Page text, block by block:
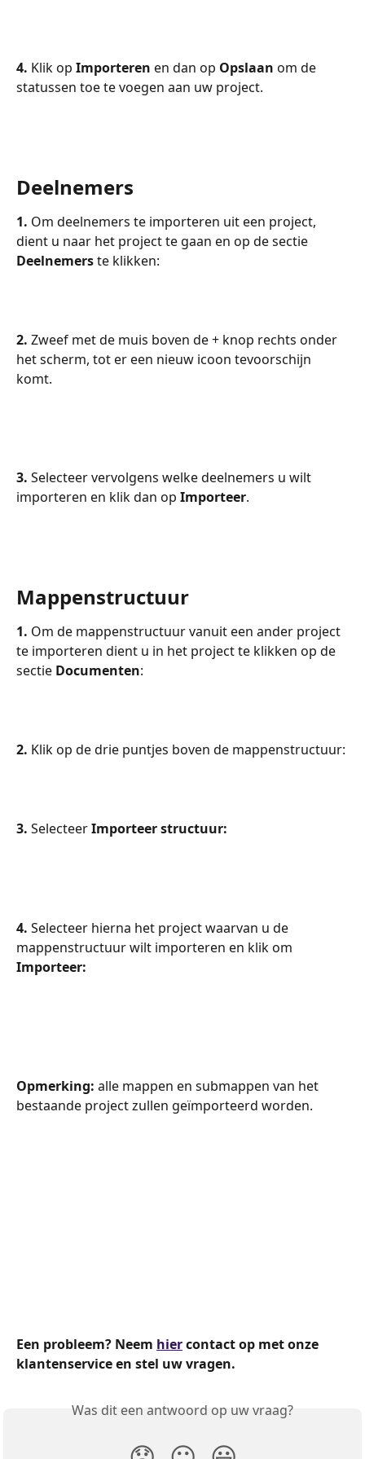
4. Klik op Importeren en dan op Opslaan om de
statussen toe te voegen aan uw project.
Deelnemers
1. Om deelnemers te importeren uit een project,
dient u naar het project te gaan en op de sectie
Deelnemers te klikken:
2. Zweef met de muis boven de + knop rechts onder
het scherm, tot er een nieuw icoon tevoorschijn
komt.
3. Selecteer vervolgens welke deelnemers u wilt
importeren en klik dan op Importeer.
Mappenstructuur
1. Om de mappenstructuur vanuit een ander project
te importeren dient u in het project te klikken op de
sectie Documenten:
2. Klik op de drie puntjes boven de mappenstructuur:
3. Selecteer Importeer structuur:
4. Selecteer hierna het project waarvan u de
mappenstructuur wilt importeren en klik om
Importeer:
Opmerking: alle mappen en submappen van het
bestaande project zullen geïmporteerd worden.
Een probleem? Neem hiercontact op met onze
klantenservice en stel uw vragen.
Was dit een antwoord op uw vraag?